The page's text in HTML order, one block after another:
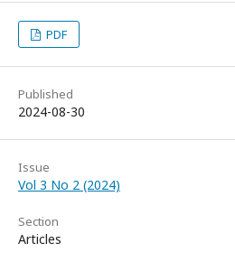
PDF
Published
2024-08-30
Issue
Vol 3 No 2 (2024)
Section
Articles